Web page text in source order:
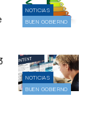
NOTICIAS
BUEN GOBIERNO
NOTICIAS
BUEN GOBIERNO